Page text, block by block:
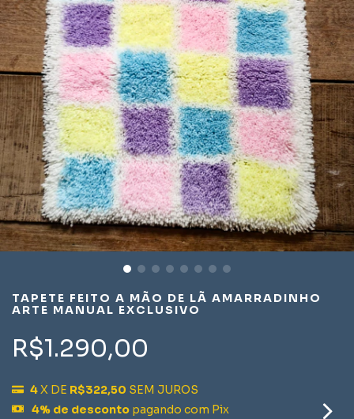
TAPETE FEITO A MÃO DE LÃ AMARRADINHO
ARTE MANUAL EXCLUSIVO
R$1.290,00
4X DE R$322,50 SEM JUROS
4% de desconto pagando com Pix